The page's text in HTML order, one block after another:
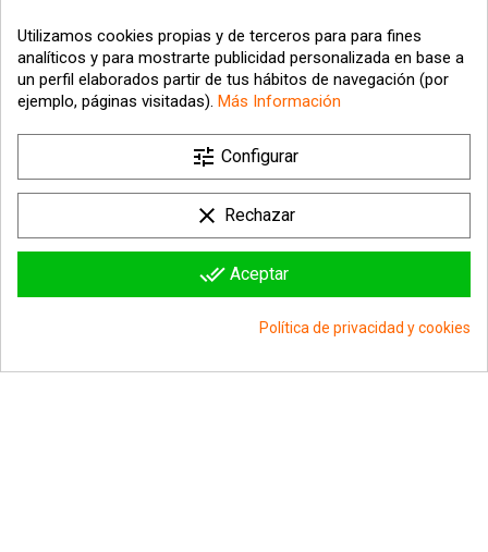
Información sobre la tienda 
Utilizamos cookies propias y de terceros para para fines
analíticos y para mostrarte publicidad personalizada en base a
un perfil elaborados partir de tus hábitos de navegación (por
ejemplo, páginas visitadas). Más Información
tune Configurar
clear Rechazar
done_all Aceptar
Política de privacidad y cookies